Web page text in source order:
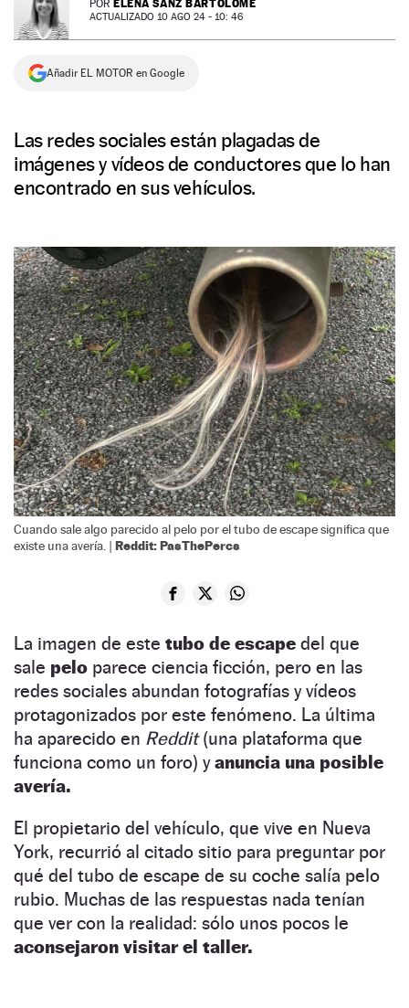
NEWSLETTER
SÍGUENOS
POR ELENA SANZ BARTOLOMÉ
ACTUALIZADO 10 AGO 24 - 10: 46
Añadir EL MOTOR en Google
Las redes sociales están plagadas de
imágenes y vídeos de conductores que lo han
encontrado en sus vehículos.
Cuando sale algo parecido al pelo por el tubo de escape significa que
existe una avería. | Reddit: PasThePercs
La imagen de este tubo de escape del que
sale pelo parece ciencia ficción, pero en las
redes sociales abundan fotografías y vídeos
protagonizados por este fenómeno. La última
ha aparecido en Reddit(una plataforma que
funciona como un foro) yanuncia una posible
avería.
El propietario del vehículo, que vive en Nueva
York, recurrió al citado sitio para preguntar por
qué del tubo de escape de su coche salía pelo
rubio. Muchas de las respuestas nada tenían
que ver con la realidad: sólo unos pocos le
aconsejaron visitar el taller.